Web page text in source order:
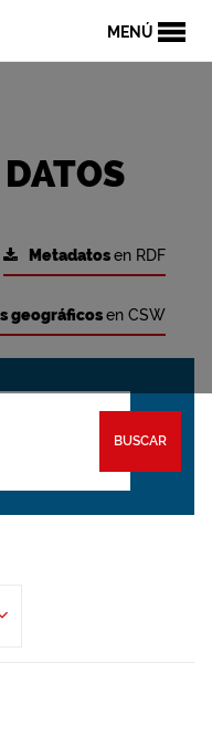
MENÚ
Metadatosen RDF
geográficosen CSW
BUSCAR